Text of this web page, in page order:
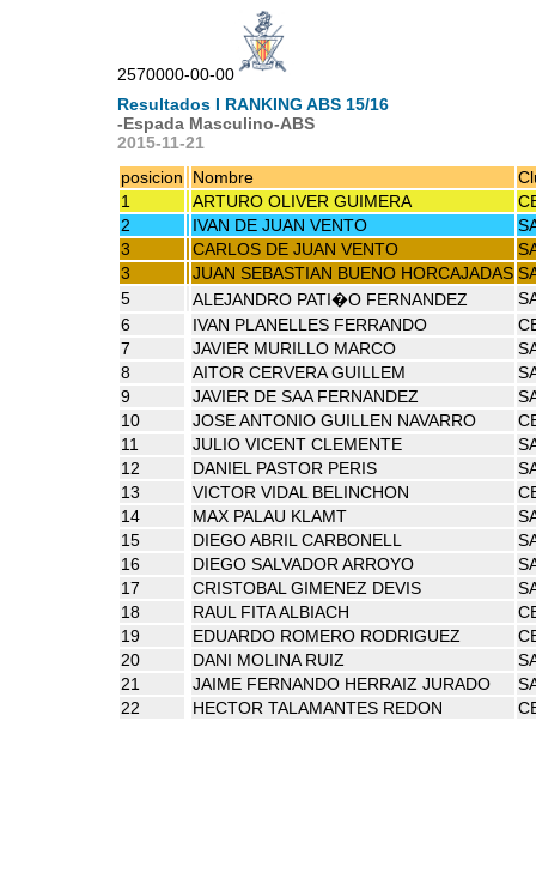
2570000-00-00
Resultados I RANKING ABS 15/16
-Espada Masculino-ABS
2015-11-21
posicion
Nombre
1
ARTURO OLIVER GUIMERA
2
IVAN DE JUAN VENTO
3
CARLOS DE JUAN VENTO
3
JUAN SEBASTIAN BUENO HORCAJADAS
5
ALEJANDRO PATI�O FERNANDEZ
6
IVAN PLANELLES FERRANDO
7
JAVIER MURILLO MARCO
8
AITOR CERVERA GUILLEM
9
JAVIER DE SAA FERNANDEZ
10
JOSE ANTONIO GUILLEN NAVARRO
11
JULIO VICENT CLEMENTE
12
DANIEL PASTOR PERIS
13
VICTOR VIDAL BELINCHON
14
MAX PALAU KLAMT
15
DIEGO ABRIL CARBONELL
16
DIEGO SALVADOR ARROYO
17
CRISTOBAL GIMENEZ DEVIS
18
RAUL FITA ALBIACH
19
EDUARDO ROMERO RODRIGUEZ
20
DANI MOLINA RUIZ
21
JAIME FERNANDO HERRAIZ JURADO
22
HECTOR TALAMANTES REDON